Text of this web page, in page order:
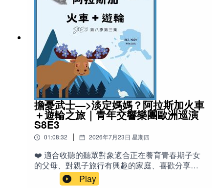
「真正的謙虛，是擁有對自己的優缺點、長短
處，100%正確的訊息。」 - 「有時候，東施效
顰，真正的西施，是不會在意的。（如果在意，
可見我們大概還不是西施。還有進步空間）」 -
「世界上沒有什麼物質的東西，能增加、或減少
我的價值。」 🎙️相關老節目：S8E2 配得感：你的
幸福容量，承接自我價值的能力S8E1 你配得幸福
嗎？破解「配得感」迷思：非吸引力法則S7E18
談「鬆弛感」：天塌下來都撐得住？S7E2 「覺
醒」是什麼？S7E3 覺醒了沒？「覺醒症狀」有哪
些？
仍能讓你對「溝通」這件事，產生一些新的觀點
✍️節目說明你想知道你的寵物在想些什麼嗎？你
相信，有些人真的可以接收到你的寵物想說什麼
嗎？這一集，我分享自己一次接受「寵物溝通」
的真實經驗。原本只是抱著半信半疑的態度，想
請一位正在學習動物溝通的朋友，幫我了解魚缸
裡的孔雀魚是否吃得足夠，以及家裡的小狗荔汁
是否有什麼說不出口的願望。沒想到，魚兒「想
要更多光線」的一句訊息，竟促使我重新打造一
個更舒適的水族環境；而荔汁最懷念的，不是更
多零食，而是曾經在大片草地上自由奔跑的快樂
時光。當我們重新帶牠回到草坪，看著牠開心翻
滾的模樣，我忽然明白，也許真正重要的，不是
我們是否相信寵物溝通，而是我們是否願意重新
學習傾聽。這不是一集要說服任何人的節目，也
不是對靈性現象的證明，而是一段關於好奇、陪
伴、理解與愛的生活故事。🐾 Erica 寵物溝通服
務介紹無論是目前陪伴在你身邊的毛孩，或是已
擔憂武士—>淡定媽媽？阿拉斯加火車
＋遊輪之旅｜青年交響樂團歐洲巡演
S8E3
01:08:32 | 2026年7月23日 星期四
❤️ 適合收聽的聽眾對象適合正在養育青春期子女
的父母、對親子旅行有興趣的家庭、喜歡分享旅
行經歷與生活反思的聽眾，以及關注孩子教育、
Play